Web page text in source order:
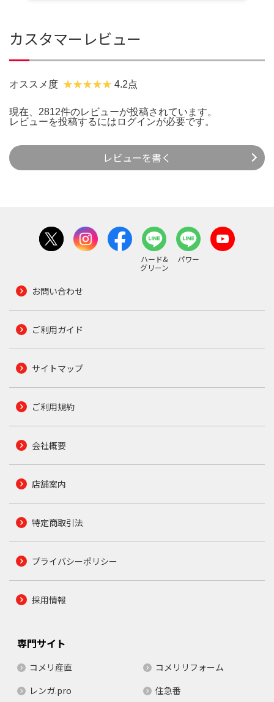
カスタマーレビュー
オススメ度 4.2点
現在、2812件のレビューが投稿されています。
レビューを投稿するには ログインが必要です。
レビューを書く
ハード&
グリーン
パワー
お問い合わせ
ご利用ガイド
サイトマップ
ご利用規約
会社概要
店舗案内
特定商取引法
プライバシーポリシー
採用情報
専門サイト
コメリ産直
コメリリフォーム
レンガ.pro
住急番